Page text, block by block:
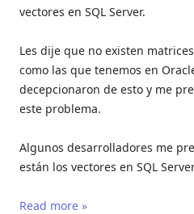
vectores en SQL Server.
Les dije que no existen
como las que tenemos en
decepcionaron de esto y me
este problema.
Algunos desarrolladores me
están los vectores en SQL
Read more »